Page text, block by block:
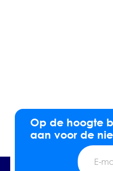
Op de hoogte
aan voor de
E-